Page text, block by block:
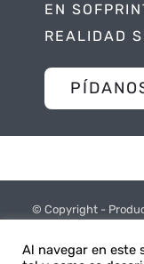
EN
REALIDAD
© Copyright -
Al navegar en este